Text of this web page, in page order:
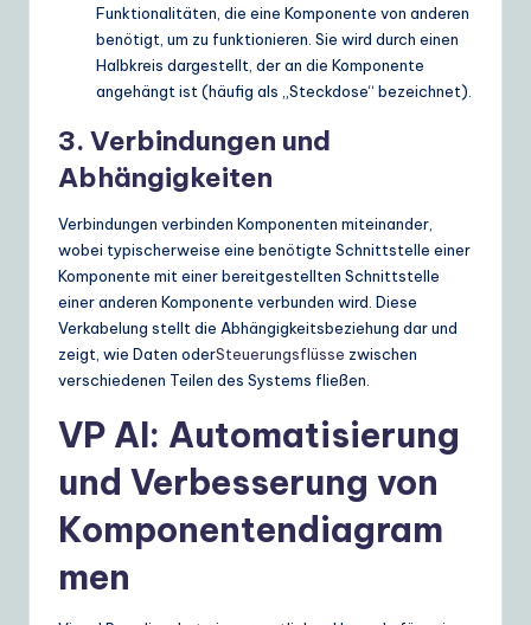
Funktionalitäten, die eine Komponente von anderen
benötigt, um zu funktionieren. Sie wird durch einen
Halbkreis dargestellt, der an die Komponente
angehängt ist (häufig als „Steckdose“ bezeichnet).
3. Verbindungen und
Abhängigkeiten
Verbindungen verbinden Komponenten miteinander,
wobei typischerweise eine benötigte Schnittstelle einer
Komponente mit einer bereitgestellten Schnittstelle
einer anderen Komponente verbunden wird. Diese
Verkabelung stellt die Abhängigkeitsbeziehung dar und
zeigt, wie Daten oderSteuerungsflüsse zwischen
verschiedenen Teilen des Systems fließen.
VP AI: Automatisierung
und Verbesserung von
Komponentendiagram
men